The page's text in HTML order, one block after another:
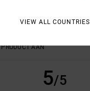
AAN
5/5
VIEW ALL COUNTRIES